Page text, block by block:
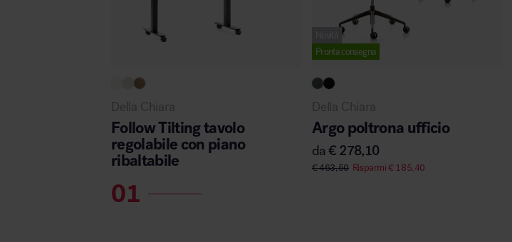
Della Chiara
Follow Tilting tavolo
regolabile con piano
ribaltabile
Pronta consegna
Della Chiara
Argo poltrona ufficio
da€ 278,10
€463,50 Risparmi€185,40